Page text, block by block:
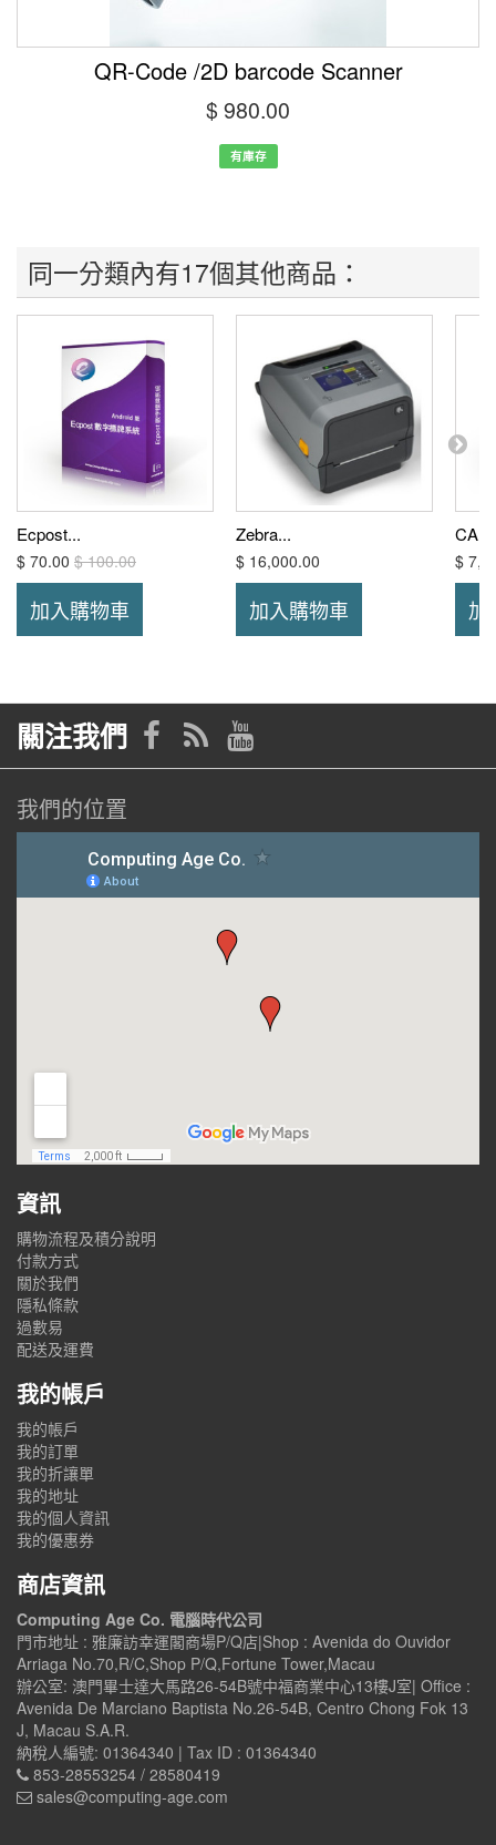
QR-Code /2D barcode Scanner
$ 980.00
有庫存
同一分類內有17個其他商品：
Ecpost...
$ 70.00 $ 100.00
加入購物車
Zebra...
$ 16,000.00
加入購物車
CA
$
加
關注我們
我們的位置
資訊
購物流程及積分說明
付款方式
關於我們
隱私條款
過數易
配送及運費
我的帳戶
我的帳戶
我的訂單
我的折讓單
我的地址
我的個人資訊
我的優惠券
商店資訊
Computing Age Co. 電腦時代公司
門市地址 : 雅廉訪幸運閣商場P/Q店|Shop : Avenida do Ouvidor
Arriaga No.70,R/C,Shop P/Q,Fortune Tower,Macau
辦公室: 澳門畢士達大馬路26-54B號中福商業中心13樓J室| Office :
Avenida De Marciano Baptista No.26-54B, Centro Chong Fok 13
J, Macau S.A.R.
納稅人編號: 01364340 | Tax ID : 01364340
853-28553254 / 28580419
sales@computing-age.com